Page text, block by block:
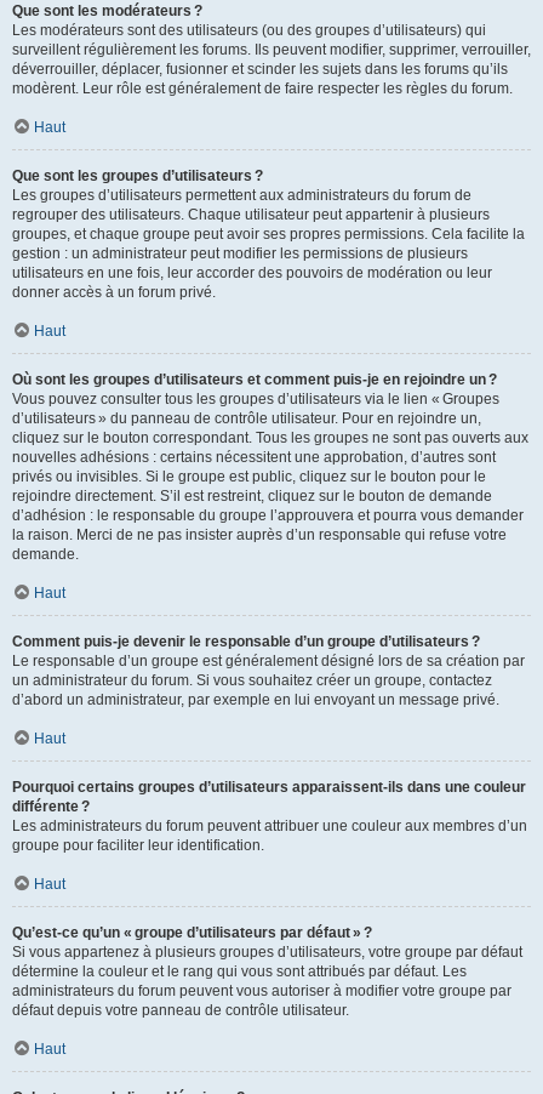
Que sont les modérateurs ?
Les modérateurs sont des utilisateurs (ou des groupes d’utilisateurs) qui
surveillent régulièrement les forums. Ils peuvent modifier, supprimer, verrouiller,
déverrouiller, déplacer, fusionner et scinder les sujets dans les forums qu’ils
modèrent. Leur rôle est généralement de faire respecter les règles du forum.
Haut
Que sont les groupes d’utilisateurs ?
Les groupes d’utilisateurs permettent aux administrateurs du forum de
regrouper des utilisateurs. Chaque utilisateur peut appartenir à plusieurs
groupes, et chaque groupe peut avoir ses propres permissions. Cela facilite la
gestion : un administrateur peut modifier les permissions de plusieurs
utilisateurs en une fois, leur accorder des pouvoirs de modération ou leur
donner accès à un forum privé.
Haut
Où sont les groupes d’utilisateurs et comment puis-je en rejoindre un ?
Vous pouvez consulter tous les groupes d’utilisateurs via le lien « Groupes
d’utilisateurs » du panneau de contrôle utilisateur. Pour en rejoindre un,
cliquez sur le bouton correspondant. Tous les groupes ne sont pas ouverts aux
nouvelles adhésions : certains nécessitent une approbation, d’autres sont
privés ou invisibles. Si le groupe est public, cliquez sur le bouton pour le
rejoindre directement. S’il est restreint, cliquez sur le bouton de demande
d’adhésion : le responsable du groupe l’approuvera et pourra vous demander
la raison. Merci de ne pas insister auprès d’un responsable qui refuse votre
demande.
Haut
Comment puis-je devenir le responsable d’un groupe d’utilisateurs ?
Le responsable d’un groupe est généralement désigné lors de sa création par
un administrateur du forum. Si vous souhaitez créer un groupe, contactez
d’abord un administrateur, par exemple en lui envoyant un message privé.
Haut
Pourquoi certains groupes d’utilisateurs apparaissent-ils dans une couleur
différente ?
Les administrateurs du forum peuvent attribuer une couleur aux membres d’un
groupe pour faciliter leur identification.
Haut
Qu’est-ce qu’un « groupe d’utilisateurs par défaut » ?
Si vous appartenez à plusieurs groupes d’utilisateurs, votre groupe par défaut
détermine la couleur et le rang qui vous sont attribués par défaut. Les
administrateurs du forum peuvent vous autoriser à modifier votre groupe par
défaut depuis votre panneau de contrôle utilisateur.
Haut